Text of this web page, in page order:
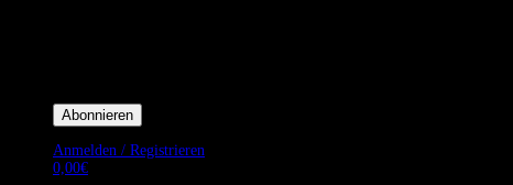
Anmelden / Registrieren
0,00€